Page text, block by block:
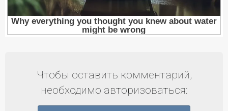
Чтобы оставить комментарий,
необходимо авторизоваться: